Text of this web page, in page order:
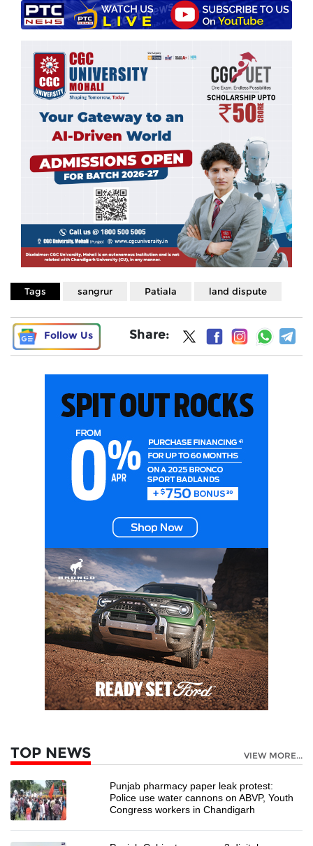
Tags sangrur Patiala land dispute
Follow Us Share:
TOP NEWS VIEW MORE...
Punjab pharmacy paper leak protest:
Police use water cannons on ABVP, Youth
Congress workers in Chandigarh